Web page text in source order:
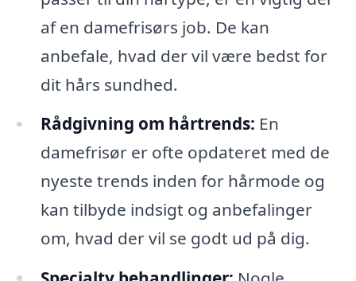
af en damefrisørs job. De kan
anbefale, hvad der vil være bedst for
dit hårs sundhed.
Rådgivning om hårtrends: En
damefrisør er ofte opdateret med de
nyeste trends inden for hårmode og
kan tilbyde indsigt og anbefalinger
om, hvad der vil se godt ud på dig.